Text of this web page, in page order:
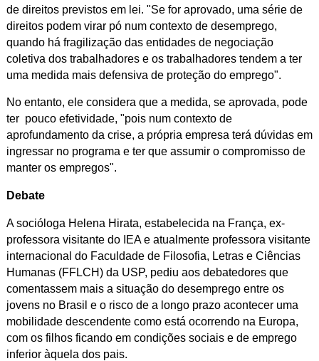
de direitos previstos em lei. "Se for aprovado, uma série de
direitos podem virar pó num contexto de desemprego,
quando há fragilização das entidades de negociação
coletiva dos trabalhadores e os trabalhadores tendem a ter
uma medida mais defensiva de proteção do emprego".
No entanto, ele considera que a medida, se aprovada, pode
ter pouco efetividade, "pois num contexto de
aprofundamento da crise, a própria empresa terá dúvidas em
ingressar no programa e ter que assumir o compromisso de
manter os empregos".
Debate
A socióloga Helena Hirata, estabelecida na França, ex-
professora visitante do IEA e atualmente professora visitante
internacional do Faculdade de Filosofia, Letras e Ciências
Humanas (FFLCH) da USP, pediu aos debatedores que
comentassem mais a situação do desemprego entre os
jovens no Brasil e o risco de a longo prazo acontecer uma
mobilidade descendente como está ocorrendo na Europa,
com os filhos ficando em condições sociais e de emprego
inferior àquela dos pais.